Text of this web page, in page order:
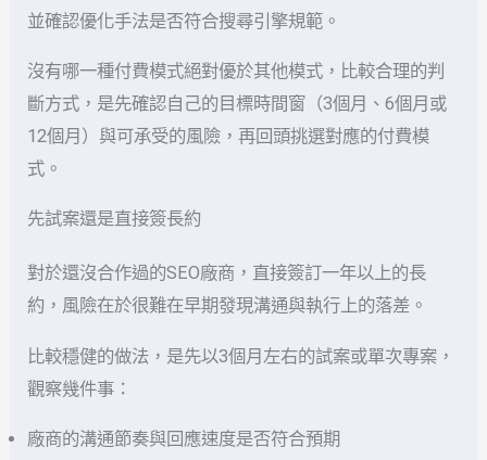
並確認優化手法是否符合搜尋引擎規範。
沒有哪一種付費模式絕對優於其他模式，比較合理的判
斷方式，是先確認自己的目標時間窗（3個月、6個月或
12個月）與可承受的風險，再回頭挑選對應的付費模
式。
先試案還是直接簽長約
對於還沒合作過的SEO廠商，直接簽訂一年以上的長
約，風險在於很難在早期發現溝通與執行上的落差。
比較穩健的做法，是先以3個月左右的試案或單次專案，
觀察幾件事：
廠商的溝通節奏與回應速度是否符合預期